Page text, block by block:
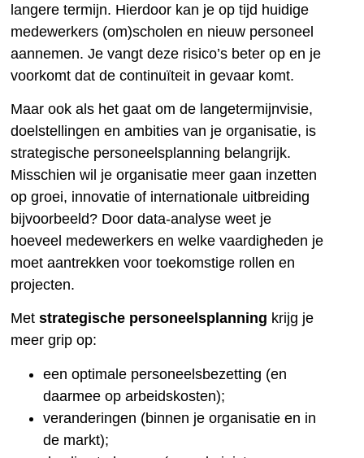
langere termijn. Hierdoor kan je op tijd huidige
medewerkers (om)scholen en nieuw personeel
aannemen. Je vangt deze risico’s beter op en je
voorkomt dat de continuïteit in gevaar komt.
Maar ook als het gaat om de langetermijnvisie,
doelstellingen en ambities van je organisatie, is
strategische personeelsplanning belangrijk.
Misschien wil je organisatie meer gaan inzetten
op groei, innovatie of internationale uitbreiding
bijvoorbeeld? Door data-analyse weet je
hoeveel medewerkers en welke vaardigheden je
moet aantrekken voor toekomstige rollen en
projecten.
Metstrategische personeelsplanning krijg je
meer grip op:
een optimale personeelsbezetting (en
daarmee op arbeidskosten);
veranderingen (binnen je organisatie en in
de markt);